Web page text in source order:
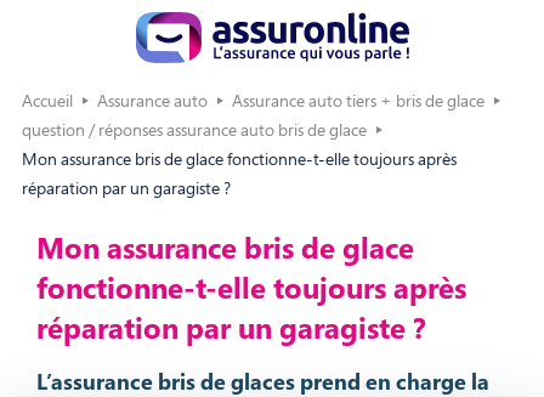
Accueil Assurance auto
Assurance auto tiers + bris de glace
question / réponses assurance auto bris de glace
Mon assurance bris de glace fonctionne-t-elle toujours après
réparation par un garagiste ?
Mon assurance bris de glace
fonctionne-t-elle toujours après
réparation par un garagiste ?
L’assurance bris de glaces prend en charge la